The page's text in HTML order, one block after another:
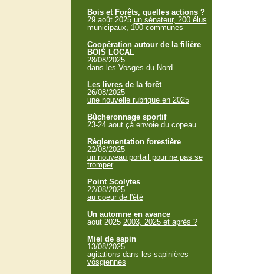
Bois et Forêts, quelles actions ?
29 août 2025 un sénateur, 200 élus
municipaux, 100 communes
Coopération autour de la filière
BOIS LOCAL
28/08/2025
dans les Vosges du Nord
Les livres de la forêt
26/08/2025
une nouvelle rubrique en 2025
Bûcheronnage sportif
23-24 aout çà envoie du copeau
Règlementation forestière
22/08/2025
un nouveau portail pour ne pas se
tromper
Point Scolytes
22/08/2025
au coeur de l'été
Un automne en avance
aout 2025 2003, 2025 et après ?
Miel de sapin
13/08/2025
agitations dans les sapinières
vosgiennes